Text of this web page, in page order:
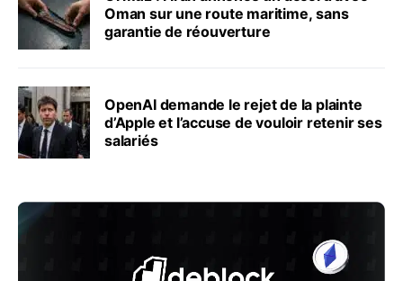
Oman sur une route maritime, sans
garantie de réouverture
OpenAI demande le rejet de la plainte
d’Apple et l’accuse de vouloir retenir ses
salariés